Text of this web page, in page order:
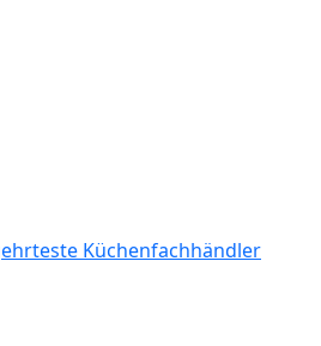
Küchenfachhändler